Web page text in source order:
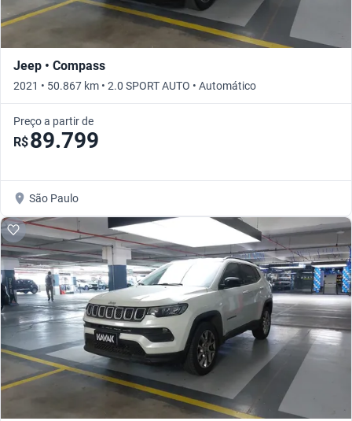
Jeep • Compass
2021 • 50.867 km • 2.0 SPORT AUTO • Automático
Preço a partir de
R$89.799
São Paulo